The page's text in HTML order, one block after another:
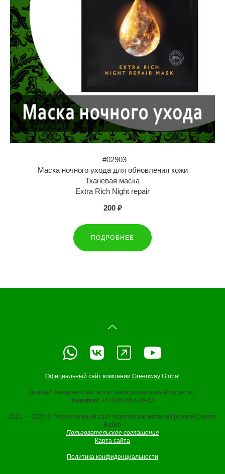
#02903
Маска ночного ухода для обновления кожи
Тканевая маска
Extra Rich Night repair
200 ₽
ПОДРОБНЕЕ
Официальный сайт компании Greenway Global
Данный интернет-сайт носит информационный характер.
Телефон: +7 (926) 652-46-62
2021 — 2026 © Персональный сайт партнёра компании Гринвей Сергея
Бабко
Пользовательское соглашение
Карта сайта
Политика конфиденциальности